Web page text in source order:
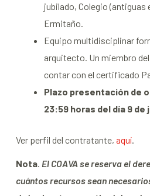
jubilado, Colegio (antiguas
Ermitaño.
Equipo multidisciplinar
arquitecto. Un miembro
contar con el certificado
Plazo presentación de
23:59 horas del día 9 de
Ver perfil del contratante, aquí.
Nota. El COAVA se reserva el
cuántos recursos sean